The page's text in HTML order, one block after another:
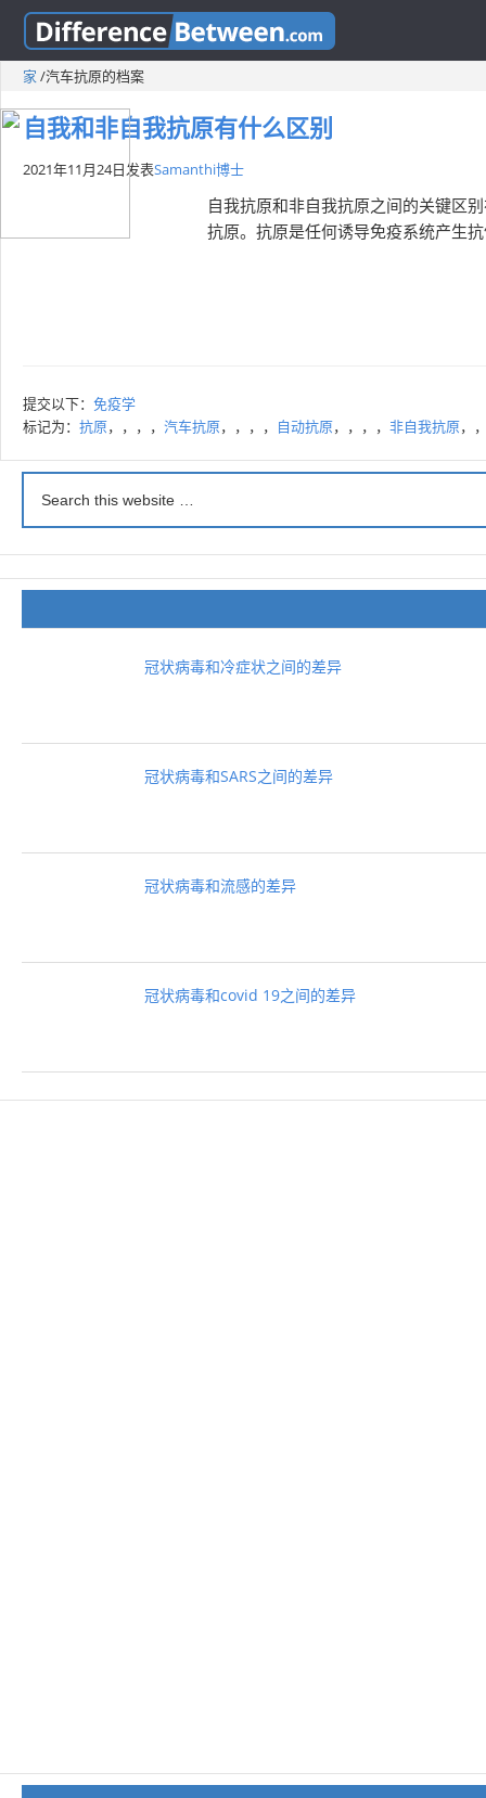
家 /汽车抗原的档案
自我和非自我抗原有什么区别
2021年11月24日发表Samanthi博士
自我抗原和非自我抗原之间的关键区
抗原。抗原是任何诱导免疫系统产生
提交以下： 免疫学
标记为： 抗原，，，， 汽车抗原，，，， 自动抗原，，，， 非自我抗原，
冠状病毒和冷症状之间的差异
冠状病毒和SARS之间的差异
冠状病毒和流感的差异
冠状病毒和covid 19之间的差异